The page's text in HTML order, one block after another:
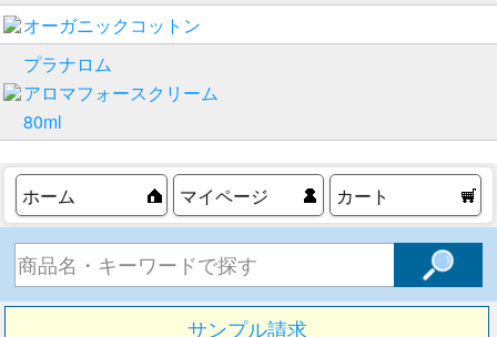
オーガニックコットン
プラナロム
アロマフォースクリーム
80ml
ホーム マイページ カート
サンプル請求